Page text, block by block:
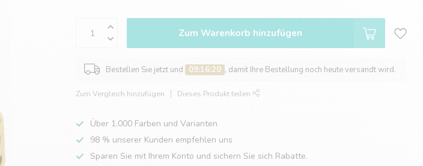
Zum Warenkorb hinzufügen
Bestellen Sie jetzt und 09:16:19 , damit Ihre Bestellung noch heute versandt wird.
Zum Vergleich hinzufügen Dieses Produkt teilen
Über 1.000 Farben und Varianten
98 % unserer Kunden empfehlen uns
Sparen Sie mit Ihrem Konto und sichern Sie sich Rabatte.